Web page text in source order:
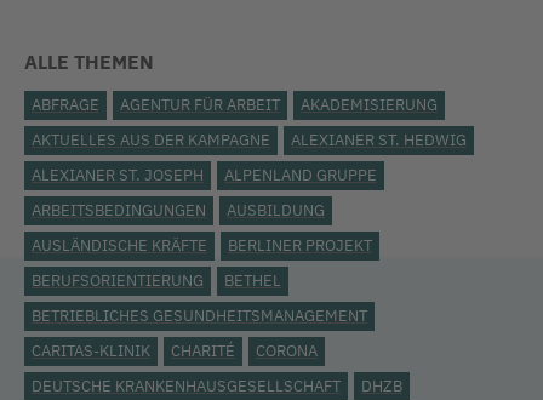
ALLE THEMEN
ABFRAGE AGENTUR FÜR ARBEIT
AKADEMISIERUNG
AKTUELLES AUS DER KAMPAGNE
ALEXIANER ST. HEDWIG
ALEXIANER ST. JOSEPH
ALPENLAND GRUPPE
ARBEITSBEDINGUNGEN
AUSBILDUNG
AUSLÄNDISCHE KRÄFTE
BERLINER PROJEKT
BERUFSORIENTIERUNG
BETHEL
BETRIEBLICHES GESUNDHEITSMANAGEMENT
CARITAS-KLINIK
CHARITÉ
CORONA
DEUTSCHE KRANKENHAUSGESELLSCHAFT
DHZB